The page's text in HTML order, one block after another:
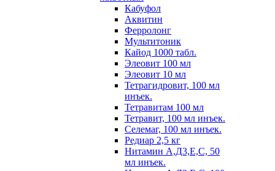
Кабуфол
Аквитин
Ферролонг
Мультитоник
Кайод 1000 табл.
Элеовит 100 мл
Элеовит 10 мл
Тетрагидровит, 100 мл
инъек.
Тетравитам 100 мл
Тетравит, 100 мл инъек.
Селемаг, 100 мл инъек.
Редиар 2,5 кг
Нитамин А,Д3,Е,С, 50
мл инъек.